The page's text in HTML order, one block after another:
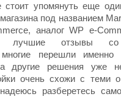
стоит упомянуть еще
магазина под названием
аналог WP e-
лучшие отзывы со
многие перешли
другие решения уже
очень схожи с теми
разберетесь